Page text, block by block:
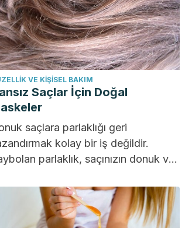
VE KIŞISEL BAKIM
Saçlar İçin Doğal
saçlara parlaklığı geri
kolay bir iş değildir.
parlaklık, saçınızın donuk ve